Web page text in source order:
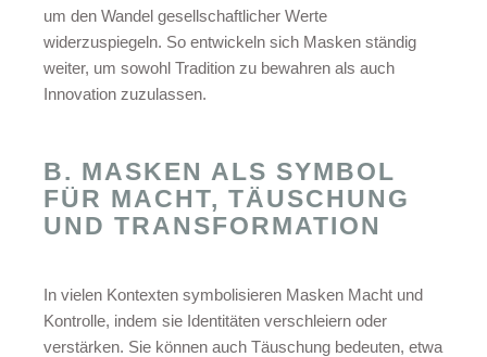
um den Wandel gesellschaftlicher Werte
widerzuspiegeln. So entwickeln sich Masken ständig
weiter, um sowohl Tradition zu bewahren als auch
Innovation zuzulassen.
B. MASKEN ALS SYMBOL
FÜR MACHT, TÄUSCHUNG
UND TRANSFORMATION
In vielen Kontexten symbolisieren Masken Macht und
Kontrolle, indem sie Identitäten verschleiern oder
verstärken. Sie können auch Täuschung bedeuten, etwa